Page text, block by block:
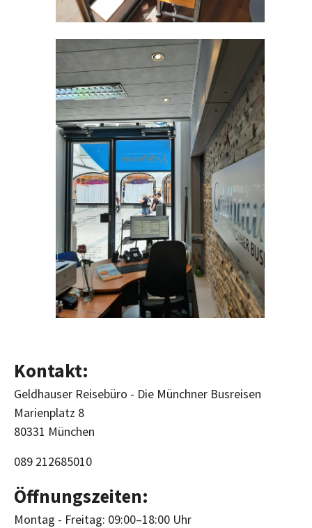
Kontakt:
Geldhauser Reisebüro - Die Münchner Busreisen
Marienplatz 8
80331 München
089 212685010
Öffnungszeiten:
Montag - Freitag: 09:00–18:00 Uhr